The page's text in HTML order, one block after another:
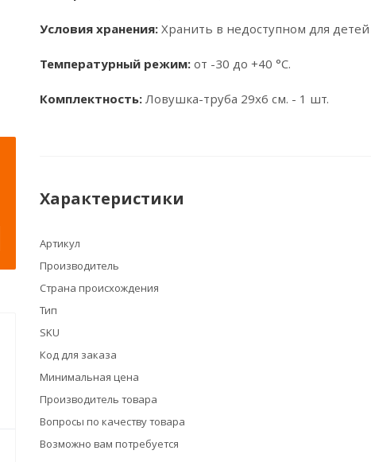
Условия хранения: Хранить в недоступном для детей
Температурный режим: от -30 до +40 °С.
Комплектность: Ловушка-труба 29х6 см. - 1 шт.
Характеристики
Артикул
Производитель
Страна происхождения
Тип
SKU
Код для заказа
Минимальная цена
Производитель товара
Вопросы по качеству товара
Возможно вам потребуется